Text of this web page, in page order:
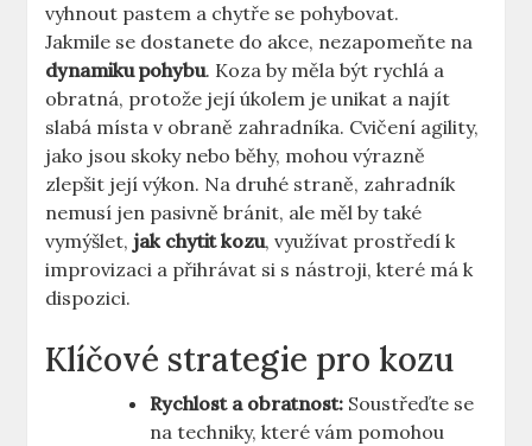
vyhnout pastem a chytře se pohybovat.
Jakmile se dostanete do akce, nezapomeňte na
dynamiku pohybu. Koza by měla být rychlá a
obratná, protože její úkolem je unikat a najít
slabá místa v obraně zahradníka. Cvičení agility,
jako jsou skoky nebo běhy, mohou výrazně
zlepšit její výkon. Na druhé straně, zahradník
nemusí jen pasivně bránit, ale měl by také
vymýšlet, jak chytit kozu, využívat prostředí k
improvizaci a přihrávat si s nástroji, které má k
dispozici.
Klíčové strategie pro kozu
Rychlost a obratnost: Soustřeďte se
na techniky, které vám pomohou